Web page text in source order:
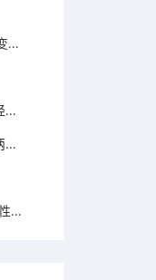
...
...
...
...